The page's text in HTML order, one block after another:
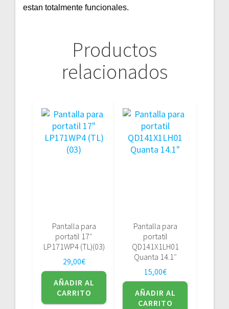
estan totalmente funcionales.
Productos
relacionados
Pantalla para
portatil 17″
LP171WP4 (TL)(03)
29,00€
AÑADIR AL
CARRITO
Pantalla para
portatil
QD141X1LH01
Quanta 14.1″
15,00€
AÑADIR AL
CARRITO